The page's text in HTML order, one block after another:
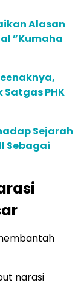
Alasan
”Kumaha
PHK
Sejarah
Sebagai
narasi